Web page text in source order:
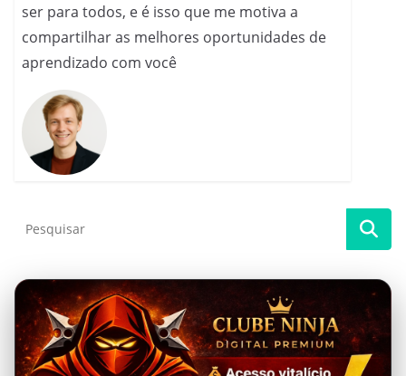
ser para todos, e é isso que me motiva a
compartilhar as melhores oportunidades de
aprendizado com você